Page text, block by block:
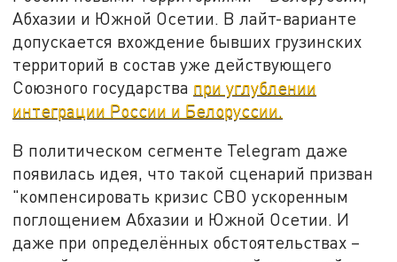
Абхазии и Южной Осетии. В лайт-варианте
допускается вхождение бывших грузинских
территорий в состав уже действующего
Союзного государства при углублении
интеграции России и Белоруссии.
В политическом сегменте Telegram даже
появилась идея, что такой сценарий призван
"компенсировать кризис СВО ускоренным
поглощением Абхазии и Южной Осетии. И
даже при определённых обстоятельствах –